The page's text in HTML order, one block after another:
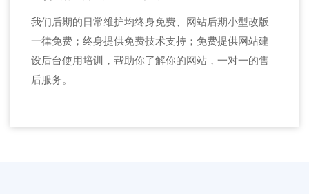
我们后期的日常维护均终身免费、网站后期小型改版
一律免费；终身提供免费技术支持；免费提供网站建
设后台使用培训，帮助你了解你的网站，一对一的售
后服务。